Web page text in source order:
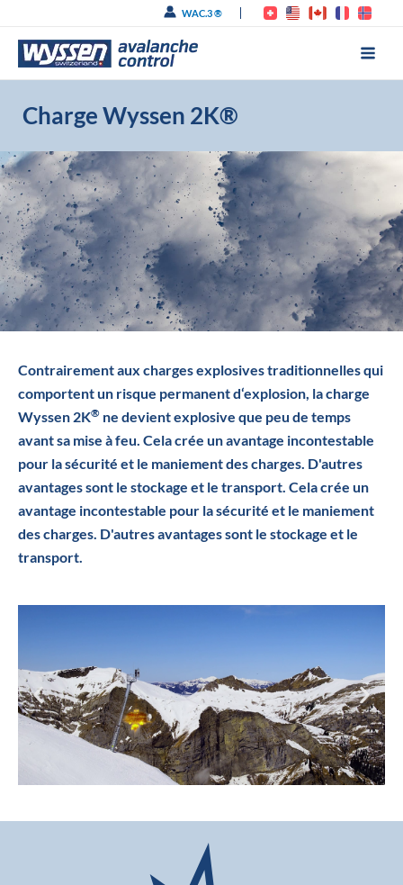
contenu
WAC.3 ®
Charge Wyssen 2K®
Minage sans explosifs
Contrairement aux charges explosives traditionnelles qui
comportent un risque permanent d‘explosion, la charge
Wyssen 2K® ne devient explosive que peu de temps
avant sa mise à feu. Cela crée un avantage incontestable
pour la sécurité et le maniement des charges. D'autres
avantages sont le stockage et le transport. Cela crée un
avantage incontestable pour la sécurité et le maniement
des charges. D'autres avantages sont le stockage et le
transport.